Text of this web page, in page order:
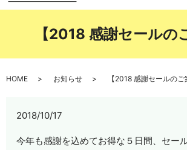
【2018 感謝セールの
HOME お知らせ 【2018 感謝セールのご
2018/10/17
今年も感謝を込めてお得な５日間、セー